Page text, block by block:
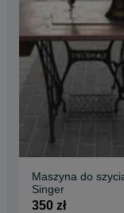
Maszyna do
Singer
350 zł